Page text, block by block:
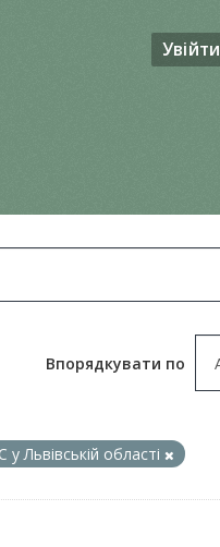
Увійти
Впорядкувати по
Львівській області